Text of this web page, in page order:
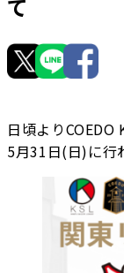
て
日頃よりCOEDO
5月31日(日)に行